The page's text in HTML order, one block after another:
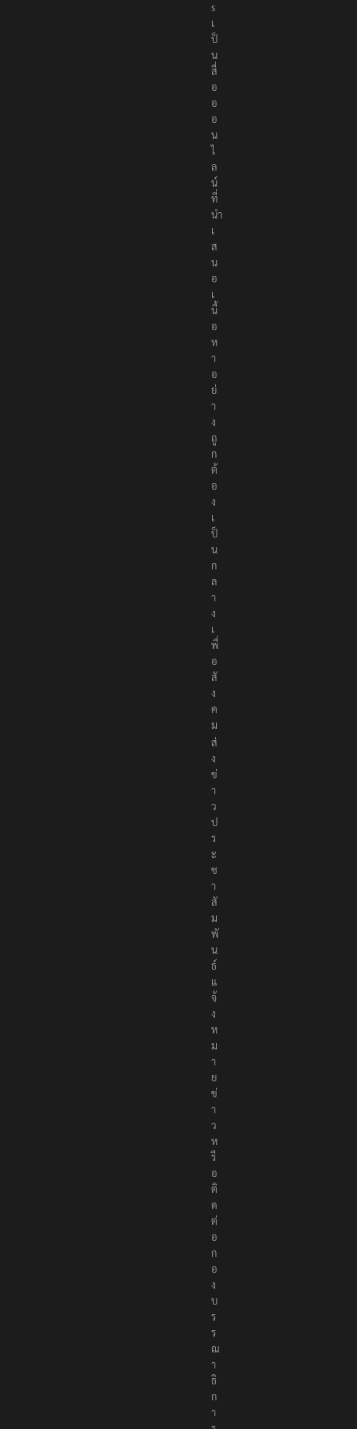
s
เ
ป็
น
สื่
อ
อ
อ
น
ไ
ล
น์
ที่
นำ
เ
ส
น
อ
เ
นื้
อ
ห
า
อ
ย่
า
ง
ถู
ก
ต้
อ
ง
เ
ป็
น
ก
ล
า
ง
เ
พื่
อ
สั
ง
ค
ม
ส่
ง
ข่
า
ว
ป
ร
ะ
ช
า
สั
ม
พั
น
ธ์
แ
จ้
ง
ห
ม
า
ย
ข่
า
ว
ห
รื
อ
ติ
ด
ต่
อ
ก
อ
ง
บ
ร
ร
ณ
า
ธิ
ก
า